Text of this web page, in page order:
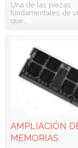
Una de las piezas
fundamentales de
que…
AMPLIACIÓN
MEMORIAS